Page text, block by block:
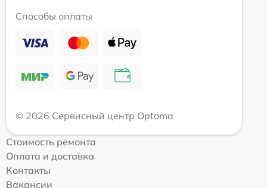
Способы оплаты
© 2026 Сервисный центр Optoma
Стоимость ремонта
Оплата и доставка
Контакты
Вакансии